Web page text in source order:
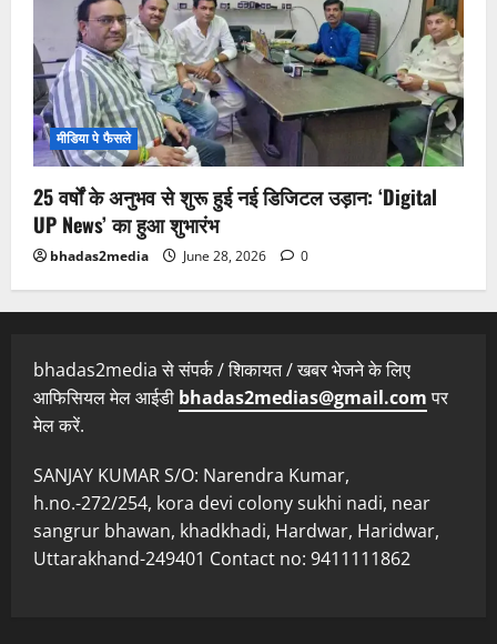
मीडिया पे फैसले
25 वर्षों के अनुभव से शुरू हुई नई डिजिटल उड़ान: ‘Digital
UP News’ का हुआ शुभारंभ
bhadas2media June 28, 2026 0
bhadas2media से संपर्क / शिकायत / खबर भेजने के लिए
आफिसियल मेल आईडी bhadas2medias@gmail.comपर
मेल करें.
SANJAY KUMAR S/O: Narendra Kumar,
h.no.-272/254, kora devi colony sukhi nadi, near
sangrur bhawan, khadkhadi, Hardwar, Haridwar,
Uttarakhand-249401 Contact no: 9411111862